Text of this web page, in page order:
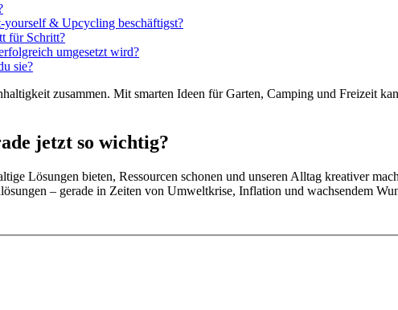
yourself & Upcycling beschäftigst?
für Schritt?
umgesetzt wird?
sie?
zusammen. Mit smarten Ideen für Garten, Camping und Freizeit
jetzt so wichtig?
Lösungen bieten, Ressourcen schonen und unseren Alltag kreativer
– gerade in Zeiten von Umweltkrise, Inflation und wachsendem